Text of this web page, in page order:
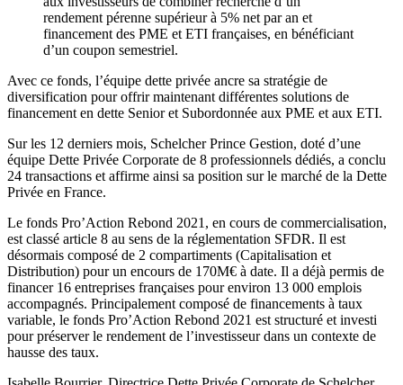
rendement pérenne supérieur à 5% net par an et
financement des PME et ETI françaises, en bénéficiant
d’un coupon semestriel.
Avec ce fonds, l’équipe dette privée ancre sa stratégie de
diversification pour offrir maintenant différentes solutions de
financement en dette Senior et Subordonnée aux PME et aux ETI.
Sur les 12 derniers mois, Schelcher Prince Gestion, doté d’une
équipe Dette Privée Corporate de 8 professionnels dédiés, a conclu
24 transactions et affirme ainsi sa position sur le marché de la Dette
Privée en France.
Le fonds Pro’Action Rebond 2021, en cours de commercialisation,
est classé article 8 au sens de la réglementation SFDR. Il est
désormais composé de 2 compartiments (Capitalisation et
Distribution) pour un encours de 170M€ à date. Il a déjà permis de
financer 16 entreprises françaises pour environ 13 000 emplois
accompagnés. Principalement composé de financements à taux
variable, le fonds Pro’Action Rebond 2021 est structuré et investi
pour préserver le rendement de l’investisseur dans un contexte de
hausse des taux.